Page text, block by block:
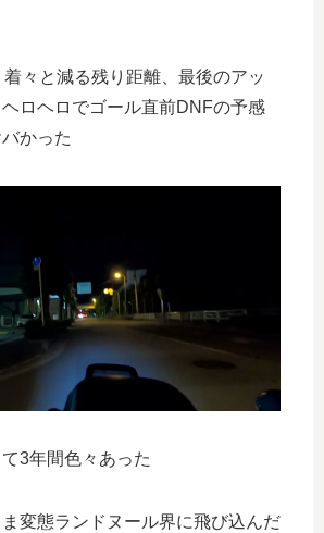
々と減る残り距離、最後のアッ
ロヘロでゴール直前DNFの予感
かった
3年間色々あった
変態ランドヌール界に飛び込んだ